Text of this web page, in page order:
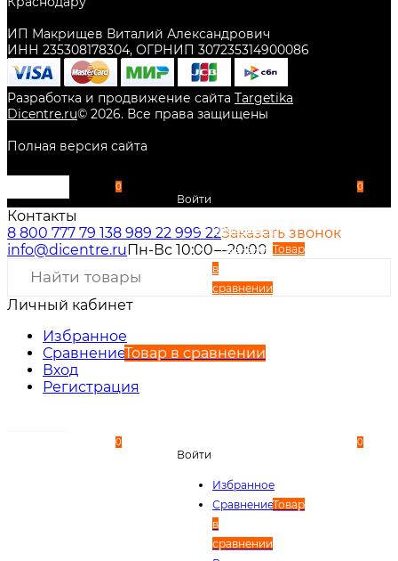
ИП Макрищев Виталий Александрович
ИНН 235308178304, ОГРНИП 307235314900086
Разработка и продвижение сайта Targetika
Dicentre.ru© 2026. Все права защищены
Полная версия сайта
0
Войти
Избранное
Сравнение Товар
в
сравнении
0
Контакты
8 800 777 79 138 989 22 999 22Заказать звонок
info@dicentre.ruПн-Вс 10:00—20:00
Личный кабинет
Избранное
СравнениеТовар в сравнении
Вход
Регистрация
0
Войти
Избранное
СравнениеТовар
в
сравнении
0